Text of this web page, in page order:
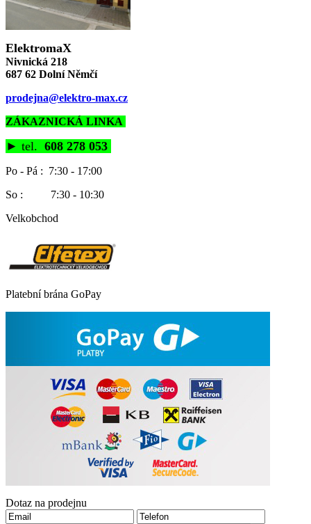
ElektromaX
Nivnická 218
687 62 Dolní Němčí
prodejna@elektro-max.cz
ZÁKAZNICKÁ LINKA
► tel. 608 278 053
Po - Pá : 7:30 - 17:00
So : 7:30 - 10:30
Velkobchod
Platební brána GoPay
Dotaz na prodejnu